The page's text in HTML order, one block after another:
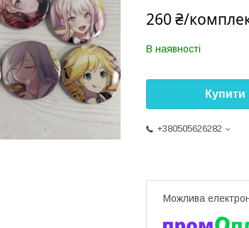
260 ₴/
В наявності
Купити
+380505626282